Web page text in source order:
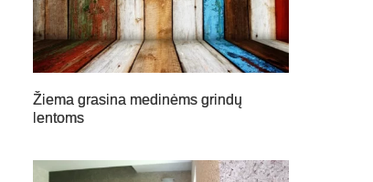
Žiema grasina medinėms grindų
lentoms